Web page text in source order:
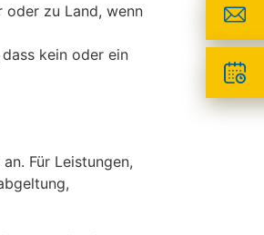
oder zu Land, wenn
kein oder ein
Für Leistungen,